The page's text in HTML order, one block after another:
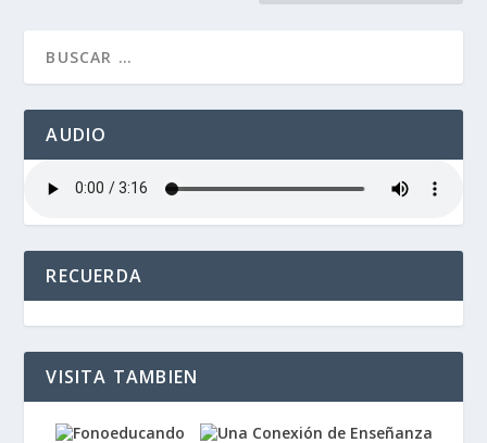
AUDIO
RECUERDA
VISITA TAMBIEN